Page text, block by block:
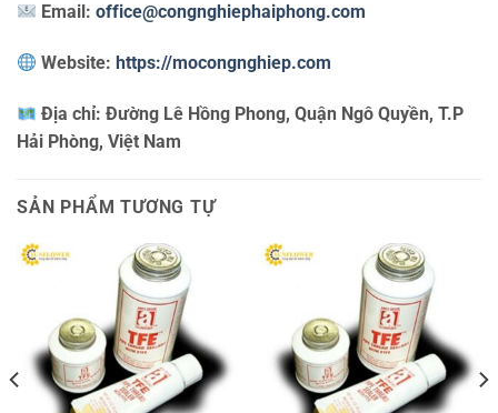
Email:office@congnghiephaiphong.com
Website: https://mocongnghiep.com
Địa chỉ:Đường Lê Hồng Phong, Quận Ngô Quyền, T.P
Hải Phòng, Việt Nam
SẢN PHẨM TƯƠNG TỰ